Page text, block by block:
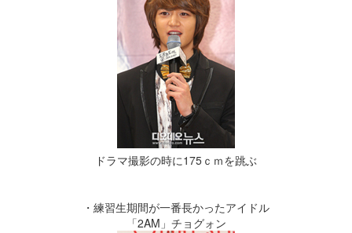
ドラマ撮影の時に175ｃｍを跳ぶ
・練習生期間が一番長かったアイドル
「2AM」チョグォン